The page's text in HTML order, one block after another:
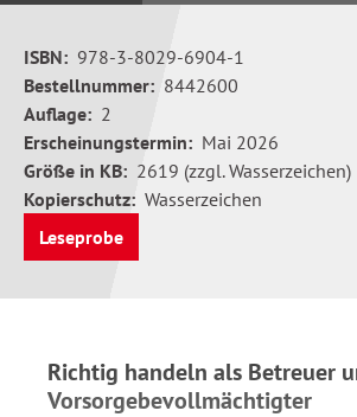
ISBN: 978-3-8029-6904-1
Bestellnummer: 8442600
Auflage: 2
Erscheinungstermin: Mai 2026
Größe in KB: 2619 (zzgl. Wasserzeichen)
Kopierschutz: Wasserzeichen
Leseprobe
Richtig handeln als Betreuer
Vorsorgebevollmächtigter